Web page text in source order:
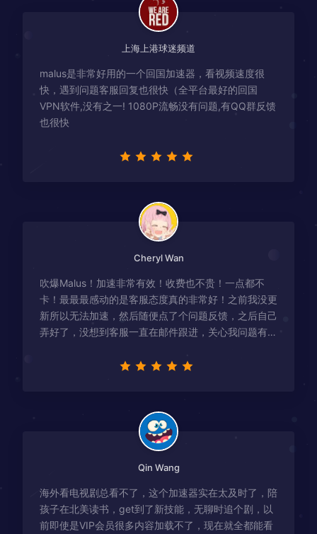
上海上港球迷频道
malus是非常好用的一个回国加速器，看视频速度很
快，遇到问题客服回复也很快（全平台最好的回国
VPN软件,没有之一! 1080P流畅没有问题,有QQ群反馈
也很快
Cheryl Wan
吹爆Malus！加速非常有效！收费也不贵！一点都不
卡！最最最感动的是客服态度真的非常好！之前我没更
新所以无法加速，然后随便点了个问题反馈，之后自己
弄好了，没想到客服一直在邮件跟进，关心我问题有没
Qin Wang
海外看电视剧总看不了，这个加速器实在太及时了，陪
孩子在北美读书，get到了新技能，无聊时追个剧，以
前即使是VIP会员很多内容加载不了，现在就全都能看